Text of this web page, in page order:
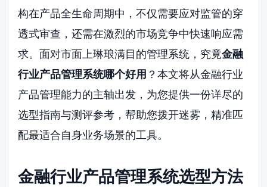
构在产品全生命周期中，不仅需要应对监管的穿
透式审查，还需在激烈的市场竞争中快速响应需
求。面对市面上琳琅满目的管理系统，究竟金融
行业产品管理系统哪个好用 ？本文将从金融行业
产品管理能力的主轴出发，为您提供一份详尽的
选型指南与测评参考，帮助您拨开迷雾，精准匹
配最适合自身业务场景的工具。
金融行业产品管理系统选型方法